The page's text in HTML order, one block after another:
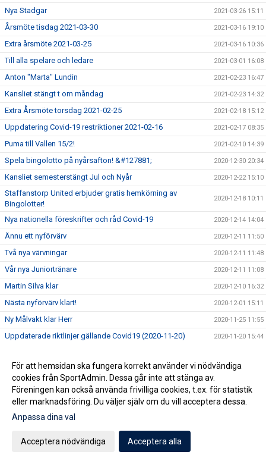
Nya Stadgar 2021-03-26 15:11
Årsmöte tisdag 2021-03-30 2021-03-16 19:10
Extra årsmöte 2021-03-25 2021-03-16 10:36
Till alla spelare och ledare 2021-03-01 16:08
Anton "Marta" Lundin 2021-02-23 16:47
Kansliet stängt t om måndag 2021-02-23 14:32
Extra Årsmöte torsdag 2021-02-25 2021-02-18 15:12
Uppdatering Covid-19 restriktioner 2021-02-16 2021-02-17 08:35
Puma till Vallen 15/2! 2021-02-10 14:39
Spela bingolotto på nyårsafton! &#127881; 2020-12-30 20:34
Kansliet semesterstängt Jul och Nyår 2020-12-22 15:10
Staffanstorp United erbjuder gratis hemkörning av
Bingolotter!
2020-12-18 10:11
Nya nationella föreskrifter och råd Covid-19 2020-12-14 14:04
Ännu ett nyförvärv 2020-12-11 11:50
Två nya värvningar 2020-12-11 11:48
Vår nya Juniortränare 2020-12-11 11:08
Martin Silva klar 2020-12-10 16:32
Nästa nyförvärv klart! 2020-12-01 15:11
Ny Målvakt klar Herr 2020-11-25 11:55
Uppdaterade riktlinjer gällande Covid19 (2020-11-20) 2020-11-20 15:44
Bollrummet! 2020-11-15 19:23
Ny spelande assisterande till A-laget 2020-11-11 13:54
Samarbete mellan Staffanstorp United och Torns IF 2020-11-08 13:15
Chans att bli miljonär och samtidigt stödja Staffanstorp
Ny tränare klar för Staffanstorp United!
För att hemsidan ska fungera korrekt använder vi nödvändiga
cookies från SportAdmin. Dessa går inte att stänga av.
Föreningen kan också använda frivilliga cookies, t.ex. för statistik
eller marknadsföring. Du väljer själv om du vill acceptera dessa.
Anpassa dina val
Acceptera nödvändiga Acceptera alla